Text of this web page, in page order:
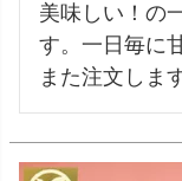
美味しい！の
す。一日毎に
また注文しま